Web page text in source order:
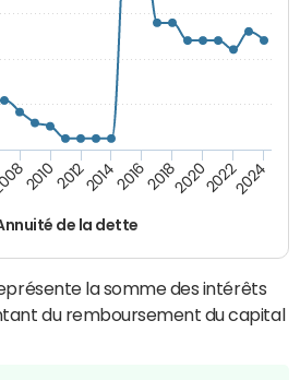
de la dette
20102012201420162018202020222024
la somme des intérêts
du remboursement du capital